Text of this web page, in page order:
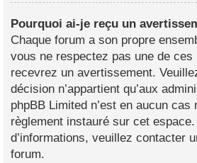
Pourquoi ai-je reçu un
Chaque forum a son propre
vous ne respectez pas une de ces
recevrez un avertissement.
décision n’appartient qu’aux
phpBB Limited n’est en aucun cas
règlement instauré sur cet
d’informations, veuillez contacter
forum.